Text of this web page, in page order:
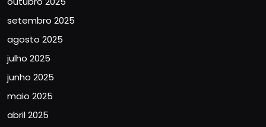
setembro 2025
agosto 2025
julho 2025
junho 2025
maio 2025
abril 2025